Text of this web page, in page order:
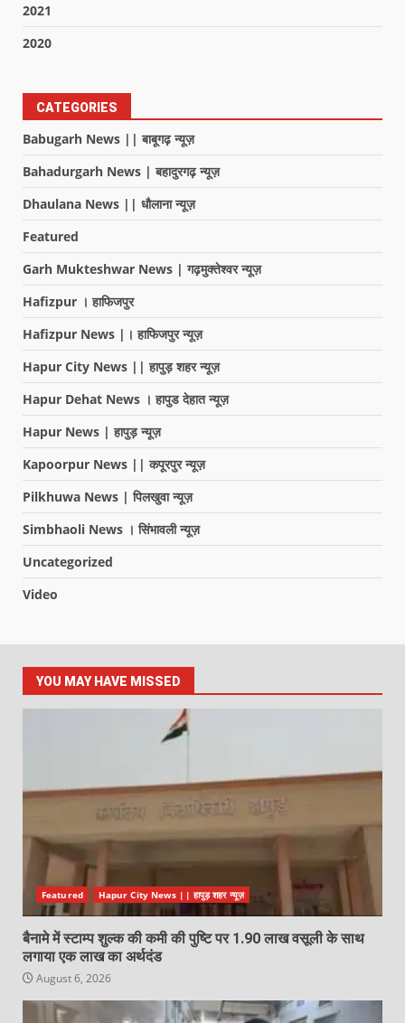
2021
2020
CATEGORIES
Babugarh News || बाबूगढ़ न्यूज़
Bahadurgarh News | बहादुरगढ़ न्यूज़
Dhaulana News || धौलाना न्यूज़
Featured
Garh Mukteshwar News | गढ़मुक्तेश्वर न्यूज़
Hafizpur । हाफिजपुर
Hafizpur News |। हाफिजपुर न्यूज़
Hapur City News || हापुड़ शहर न्यूज़
Hapur Dehat News । हापुड देहात न्यूज़
Hapur News | हापुड़ न्यूज़
Kapoorpur News || कपूरपुर न्यूज़
Pilkhuwa News | पिलखुवा न्यूज़
Simbhaoli News । सिंभावली न्यूज़
Uncategorized
Video
YOU MAY HAVE MISSED
Featured Hapur City News || हापुड़ शहर न्यूज़
बैनामे में स्टाम्प शुल्क की कमी की पुष्टि पर 1.90 लाख वसूली के साथ
लगाया एक लाख का अर्थदंड
August 6, 2026